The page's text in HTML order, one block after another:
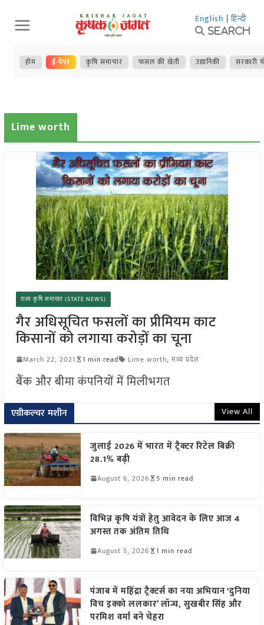
Skip
to
content
English | हिन्दी
Search
होम ई-पेपर कृषि समाचार फसल की खेती उद्यानिकी सरकारी
Lime worth
राज्य कृषि समाचार (STATE NEWS)
गैर अधिसूचित फसलों का प्रीमियम काट
किसानों को लगाया करोड़ों का चूना
March 22, 2021 1 min read Lime worth, मध्य प्रदेश
बैंक और बीमा कंपनियों में मिलीभगत
एग्रीकल्चर मशीन View All
जुलाई 2026 में भारत में ट्रैक्टर रिटेल बिक्री
28.1% बढ़ी
August 6, 2026 5 min read
विभिन्न कृषि यंत्रों हेतु आवेदन के लिए आज 4
अगस्त तक अंतिम तिथि
August 5, 2026 1 min read
पंजाब में महिंद्रा ट्रैक्टर्स का नया अभियान ‘दुनिया
विच इक्को ललकार’ लॉन्च, सुखबीर सिंह और
परमिश वर्मा बने चेहरा